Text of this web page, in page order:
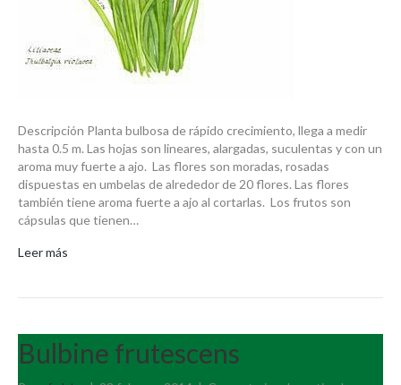
Descripción Planta bulbosa de rápido crecimiento, llega a medir
hasta 0.5 m. Las hojas son lineares, alargadas, suculentas y con un
aroma muy fuerte a ajo. Las flores son moradas, rosadas
dispuestas en umbelas de alrededor de 20 flores. Las flores
también tiene aroma fuerte a ajo al cortarlas. Los frutos son
cápsulas que tienen…
Leer más
Bulbine frutescens